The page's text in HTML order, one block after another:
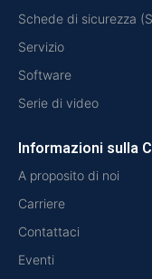
Schede di sicurezza
Servizio
Software
Serie di video
Informazioni sulla
A proposito di noi
Carriere
Contattaci
Eventi